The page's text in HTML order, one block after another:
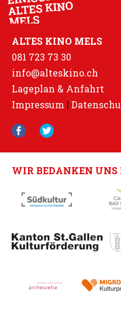
ALTES KINO MELS
081 723 73 30
info@alteskino.ch
Lageplan & Anfahrt
Impressum |
WIR BEDANKEN UNS